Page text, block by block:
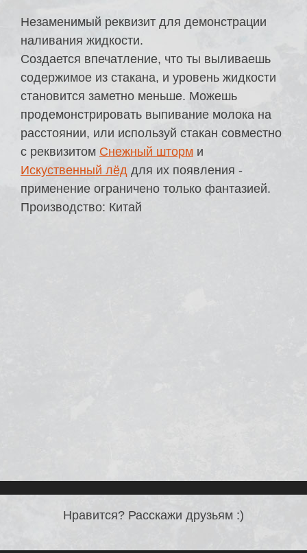
Незаменимый реквизит для демонстрации
наливания жидкости.
Создается впечатление, что ты выливаешь
содержимое из стакана, и уровень жидкости
становится заметно меньше. Можешь
продемонстрировать выпивание молока на
расстоянии, или используй стакан совместно
с реквизитом Снежный шторм и
Искуственный лёд для их появления -
применение ограничено только фантазией.
Производство: Китай
Нравится? Расскажи друзьям :)